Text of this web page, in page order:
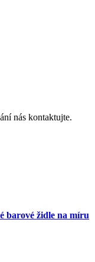
nás kontaktujte.
barové židle na míru